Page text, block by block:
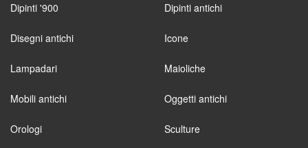
Dipinti '900 Dipinti antichi
Disegni antichi Icone
Lampadari Maioliche
Mobili antichi Oggetti antichi
Orologi Sculture